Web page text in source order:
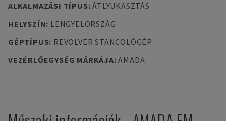
ALKALMAZÁSI TÍPUS:ÁTLYUKASZTÁS
HELYSZÍN: LENGYELORSZÁG
GÉPTÍPUS: REVOLVER STANCOLÓGÉP
VEZÉRLŐEGYSÉG MÁRKÁJA:AMADA